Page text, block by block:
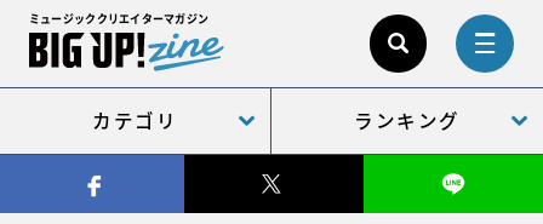
ミュージッククリエイターマガジン
カテゴリ ランキング